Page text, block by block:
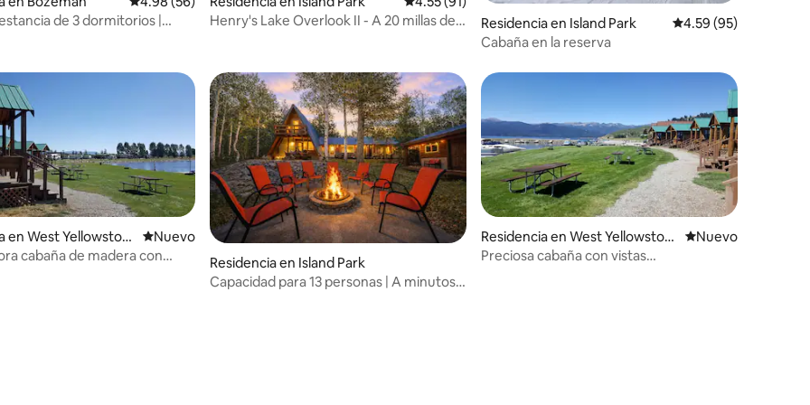
de 3 dormitorios |
Henry's Lake Overlook II - A 20 millas del
Residencia en Island Park Calificación
4.59 (95)
Cabaña en la reserva
en West Yellowston
Nuevo alojamiento
Nuevo
cabaña de madera con
Residencia en Island Park
Capacidad para 13 personas | A minutos
Residencia en West Yellowston
e
Nuevo alojamiento
Nuevo
Preciosa cabaña con vistas